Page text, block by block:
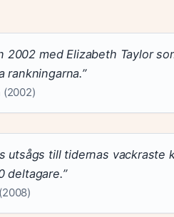
2002 med Elizabeth Taylor
rankningarna.”
(2002)
utsågs till tidernas vackraste
deltagare.”